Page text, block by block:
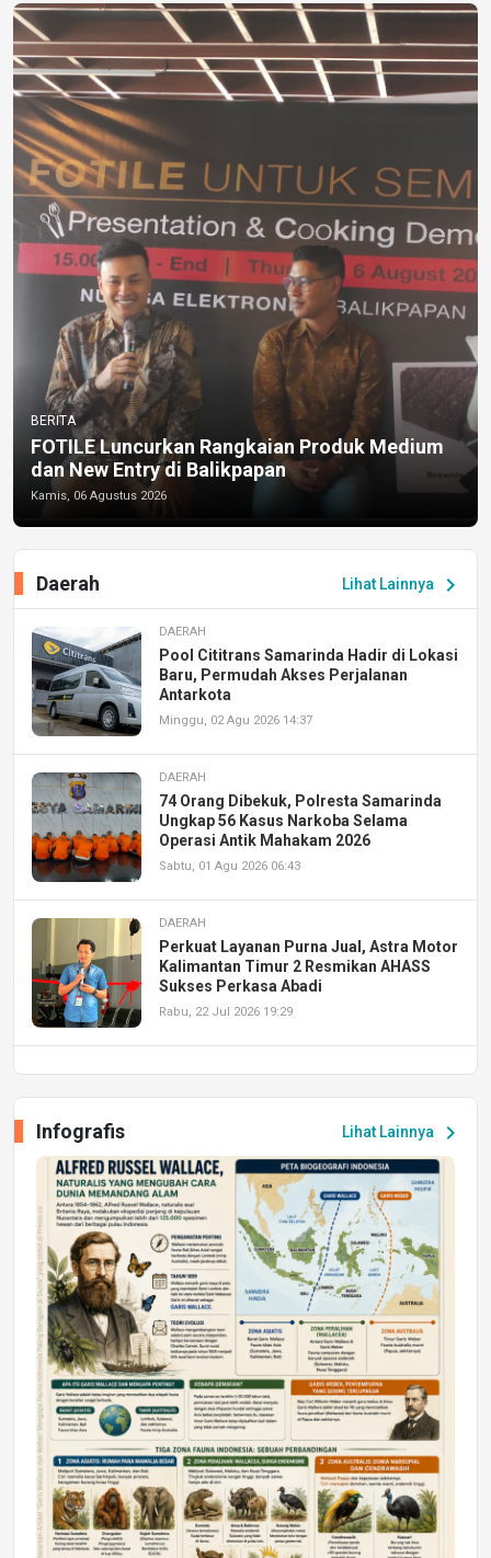
BERITA
FOTILE Luncurkan Rangkaian Produk Medium
dan New Entry di Balikpapan
Kamis, 06 Agustus 2026
Lihat Lainnya chevron_right
Daerah
DAERAH
Pool Cititrans Samarinda Hadir di Lokasi
Baru, Permudah Akses Perjalanan
Antarkota
Minggu, 02 Agu 2026 14:37
DAERAH
74 Orang Dibekuk, Polresta Samarinda
Ungkap 56 Kasus Narkoba Selama
Operasi Antik Mahakam 2026
Sabtu, 01 Agu 2026 06:43
DAERAH
Perkuat Layanan Purna Jual, Astra Motor
Kalimantan Timur 2 Resmikan AHASS
Sukses Perkasa Abadi
Rabu, 22 Jul 2026 19:29
Peluang Kerja dan Magang
Jumat, 17 Jul 2026 22:30
DAERAH
Astra Motor Kalimantan Timur 2 Dukung
Mahasiswa Samarinda dalam Astra
Honda SDGs Future Leaders 2026
Jumat, 10 Jul 2026 19:01
Lihat Lainnya chevron_right
Infografis